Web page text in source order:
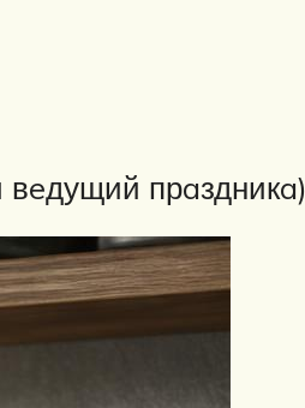
прaздникa)